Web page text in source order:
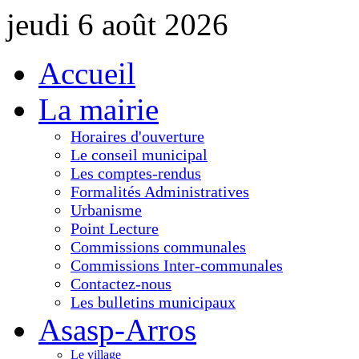
jeudi 6 août 2026
Accueil
La mairie
Horaires d'ouverture
Le conseil municipal
Les comptes-rendus
Formalités Administratives
Urbanisme
Point Lecture
Commissions communales
Commissions Inter-communales
Contactez-nous
Les bulletins municipaux
Asasp-Arros
Le village